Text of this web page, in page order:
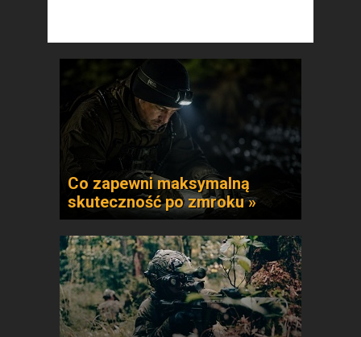
Co zapewni maksymalną
skuteczność po zmroku »